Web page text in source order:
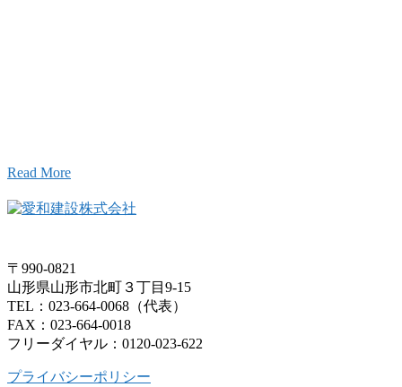
Read More
〒990-0821
山形県山形市北町３丁目9-15
TEL：023-664-0068（代表）
FAX：023-664-0018
フリーダイヤル：0120-023-622
プライバシーポリシー